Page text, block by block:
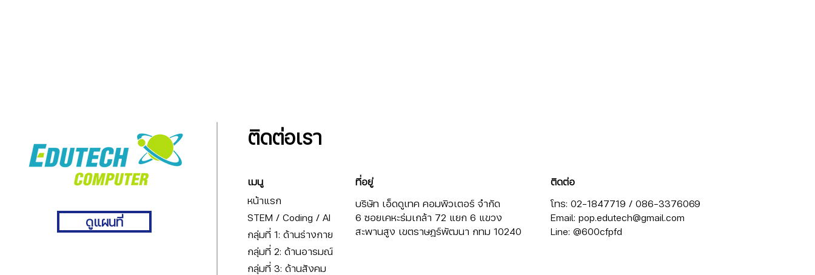
ติดต่อเรา
ดูแผนที่
เมนู
หน้าแรก
STEM / Coding / AI
กลุ่มที่ 1: ด้านร่างกาย
กลุ่มที่ 2: ด้านอารมณ์
กลุ่มที่ 3: ด้านสังคม
ที่อยู่
บริษัท เอ็ดดูเทค คอมพิวเตอร์ จำกัด
6 ซอยเคหะร่มเกล้า 72 แยก 6 แขวง
สะพานสูง เขตราษฎร์พัฒนา กทม 10240
ติดต่อ
โทร: 02-1847719 / 086-3376069
Email: pop.edutech@gmail.com
Line: @600cfpfd